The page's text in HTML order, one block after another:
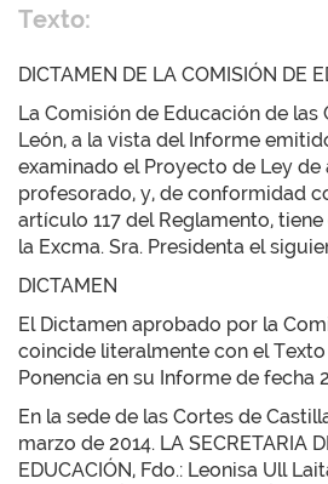
Texto:
DICTAMEN DE LA COMISIÓN DE
La Comisión de Educación de las
León, a la vista del Informe
examinado el Proyecto de Ley
profesorado, y, de conformidad
artículo 117 del Reglamento,
la Excma. Sra. Presidenta el
DICTAMEN
El Dictamen aprobado por la
coincide literalmente con el
Ponencia en su Informe de fecha
En la sede de las Cortes de
marzo de 2014. LA SECRETARIA
EDUCACIÓN, Fdo.: Leonisa Ull